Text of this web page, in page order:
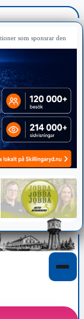
som sponsrar den